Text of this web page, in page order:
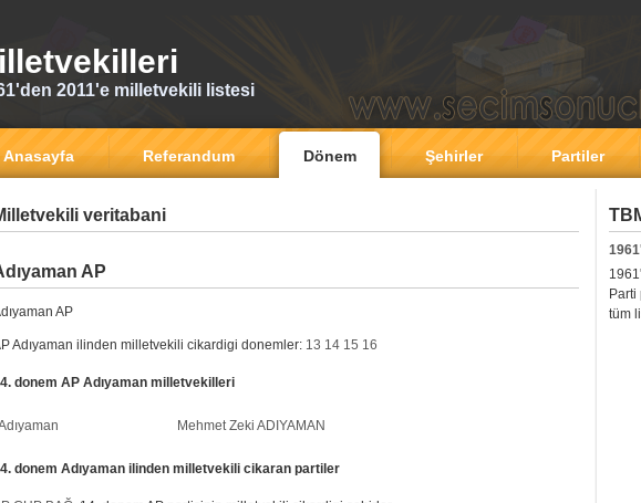
2011'e milletvekili listesi
Anasayfa Referandum Dönem Şehirler Partiler
veritabani
AP
AP
Adıyaman ilinden milletvekili cikardigi donemler: 13 14 15 16
donem AP Adıyaman milletvekilleri
Mehmet Zeki ADIYAMAN
donem Adıyaman ilinden milletvekili cikaran partiler
tüm